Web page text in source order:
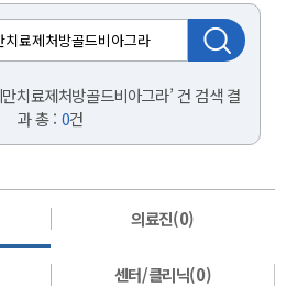
료제처방골드비아그라’ 건 검색 결
과 총 : 0건
의료진(0)
센터/클리닉(0)